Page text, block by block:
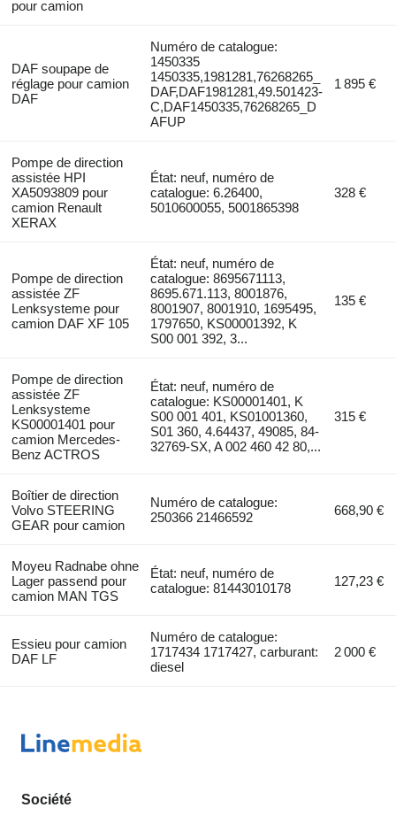
pour camion
DAF soupape de
réglage pour camion
DAF
Numéro de catalogue:
1450335
1450335,1981281,76268265_
DAF,DAF1981281,49.501423-
C,DAF1450335,76268265_D
AFUP
1 895 €
Pompe de direction
assistée HPI
XA5093809 pour
camion Renault
XERAX
État: neuf, numéro de
catalogue: 6.26400,
5010600055, 5001865398
328 €
Pompe de direction
assistée ZF
Lenksysteme pour
camion DAF XF 105
État: neuf, numéro de
catalogue: 8695671113,
8695.671.113, 8001876,
8001907, 8001910, 1695495,
1797650, KS00001392, K
S00 001 392, 3...
135 €
Pompe de direction
assistée ZF
Lenksysteme
KS00001401 pour
camion Mercedes-
Benz ACTROS
État: neuf, numéro de
catalogue: KS00001401, K
S00 001 401, KS01001360,
S01 360, 4.64437, 49085, 84-
32769-SX, A 002 460 42 80,...
315 €
Boîtier de direction
Volvo STEERING
GEAR pour camion
Numéro de catalogue:
250366 21466592
668,90 €
Moyeu Radnabe ohne
Lager passend pour
camion MAN TGS
État: neuf, numéro de
catalogue: 81443010178
127,23 €
Essieu pour camion
DAF LF
Numéro de catalogue:
1717434 1717427, carburant:
diesel
2 000 €
Société